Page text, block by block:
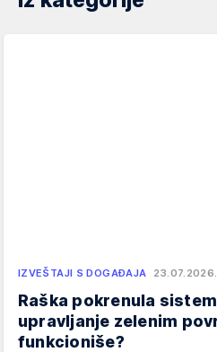
IZVEŠTAJI S DOGAĐAJA 23.07.2026.
Raška pokrenula
upravljanje zelenim
funkcioniše?